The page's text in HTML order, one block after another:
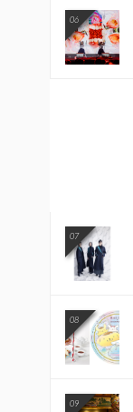
06
07
08
09